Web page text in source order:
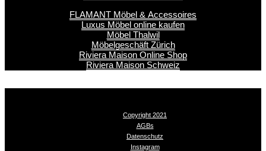
FLAMANT Möbel & Accessoires
Luxus Möbel online kaufen
Möbel Thalwil
Möbelgeschäft Zürich
Riviera Maison Online Shop
Riviera Maison Schweiz
Copyright 2021
AGBs
Datenschutz
Instagram